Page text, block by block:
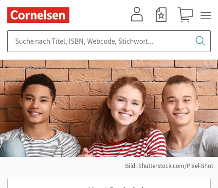
Bild: Shutterstock.com/Pixel-Shot